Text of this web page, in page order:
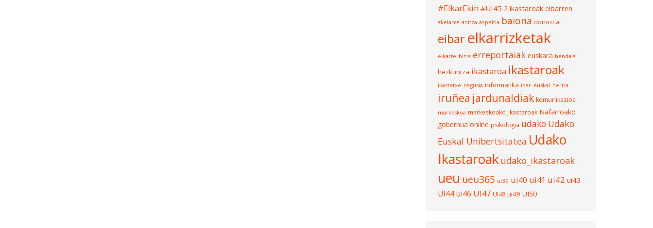
#ElkarEkin #UI45 2 ikastaroak eibarren
akelarre anitza azpeitia baiona donostia
eibar elkarrizketak
elkarte_bizia erreportaiak euskara hendaia
hezkuntza ikastaroa ikastaroak
ikastetxe_nagusia informatika ipar_euskal_herria
iruñea jardunaldiak komunikazioa
markeskoa markeskoako_ikastaroak Nafarroako
gobernua online psikologia udako Udako
Euskal Unibertsitatea Udako
Ikastaroak udako_ikastaroak
ueu ueu365 ui39 ui40 ui41 ui42 ui43
UI44ui46 UI47 UI48 ui49 UI50